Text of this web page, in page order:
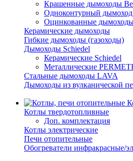
Крашенные дымоходы
Одноконтурный дымоход
Оцинкованные
Керамические дымоходы
Гибкие дымоходы (газоходы)
Дымоходы Schiedel
Керамические Schiedel
Металлические
Стальные дымоходы LAVA
Дымоходы из вулканической
Котлы твердотопливные
Доп. комплектация
Котлы электрические
Печи отопительные
Обогреватели инфракрасные/